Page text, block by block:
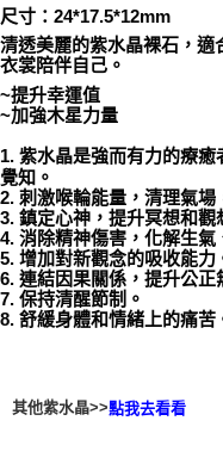
每筆NT$80，滿NT$3,000(
郵局幫你送（離島）
每筆NT$80，滿NT$3,000(
免運費
尺寸：24*17.5*12mm
清透美麗的紫水晶裸石，適
衣裳陪伴自己。
~提升幸運值
~加強木星力量
1. 紫水晶是強而有力的療
覺知。
2. 刺激喉輪能量，清理氣場
3. 鎮定心神，提升冥想和觀
4. 消除精神傷害，化解生氣
5. 增加對新觀念的吸收能力
6. 連結因果關係，提升公正
7. 保持清醒節制。
8. 舒緩身體和情緒上的痛苦
其他紫水晶>>點我去看看